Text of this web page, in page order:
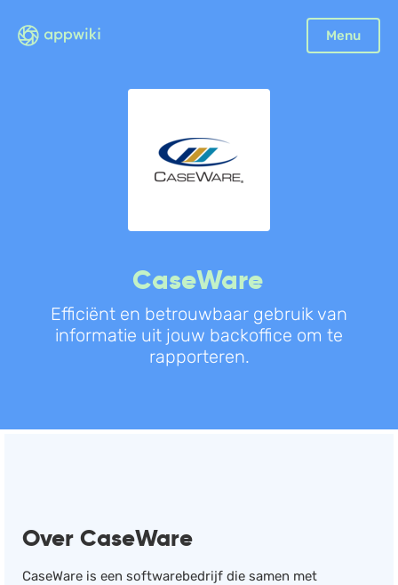
Menu
CaseWare
Efficiënt en betrouwbaar gebruik van
informatie uit jouw backoffice om te
rapporteren.
Over CaseWare
CaseWare is een softwarebedrijf die samen met